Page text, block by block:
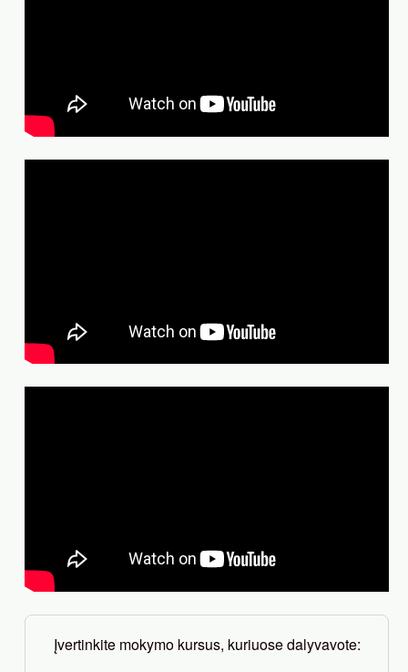
Įvertinkite mokymo kursus, kuriuose dalyvavote: